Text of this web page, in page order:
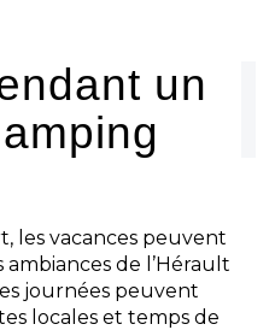
un
les vacances peuvent
de l’Hérault
journées peuvent
locales et temps de